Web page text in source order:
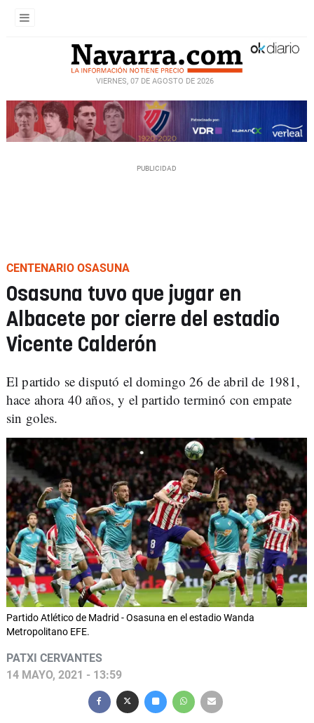
VIERNES, 07 DE AGOSTO DE 2026
CENTENARIO OSASUNA
Osasuna tuvo que jugar en
Albacete por cierre del estadio
Vicente Calderón
El partido se disputó el domingo 26 de abril de 1981,
hace ahora 40 años, y el partido terminó con empate
sin goles.
Partido Atlético de Madrid - Osasuna en el estadio Wanda
Metropolitano EFE.
PATXI CERVANTES
14 MAYO, 2021 - 13:59